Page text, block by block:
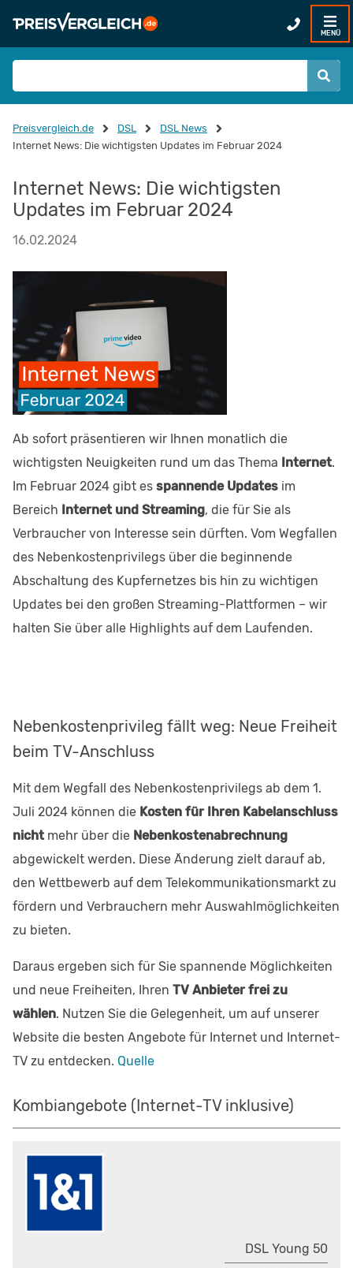
MENÜ
Preisvergleich.de DSL
DSL News
Internet News: Die wichtigsten Updates im Februar 2024
Internet News: Die wichtigsten
Updates im Februar 2024
16.02.2024
Ab sofort präsentieren wir Ihnen monatlich die
wichtigsten Neuigkeiten rund um das Thema Internet.
Im Februar 2024 gibt es spannende Updates im
Bereich Internet und Streaming, die für Sie als
Verbraucher von Interesse sein dürften. Vom Wegfallen
des Nebenkostenprivilegs über die beginnende
Abschaltung des Kupfernetzes bis hin zu wichtigen
Updates bei den großen Streaming-Plattformen – wir
halten Sie über alle Highlights auf dem Laufenden.
Nebenkostenprivileg fällt weg: Neue Freiheit
beim TV-Anschluss
Mit dem Wegfall des Nebenkostenprivilegs ab dem 1.
Juli 2024 können die Kosten für Ihren Kabelanschluss
nichtmehr über die Nebenkostenabrechnung
abgewickelt werden. Diese Änderung zielt darauf ab,
den Wettbewerb auf dem Telekommunikationsmarkt zu
fördern und Verbrauchern mehr Auswahlmöglichkeiten
zu bieten.
Daraus ergeben sich für Sie spannende Möglichkeiten
und neue Freiheiten, Ihren TV Anbieter frei zu
wählen. Nutzen Sie die Gelegenheit, um auf unserer
Website die besten Angebote für Internet und Internet-
TV zu entdecken. Quelle
Kombiangebote (Internet-TV inklusive)
DSL Young 50